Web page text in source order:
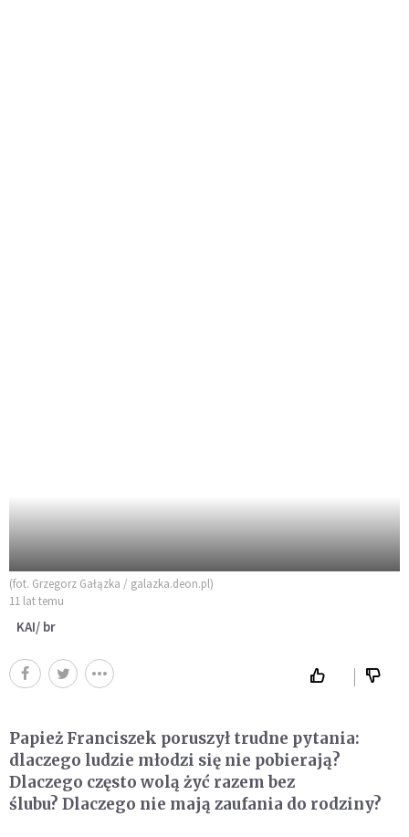
(fot. Grzegorz Gałązka / galazka.deon.pl)
11 lat temu
KAI/ br
Papież Franciszek poruszył trudne pytania:
dlaczego ludzie młodzi się nie pobierają?
Dlaczego często wolą żyć razem bez
ślubu? Dlaczego nie mają zaufania do rodziny?